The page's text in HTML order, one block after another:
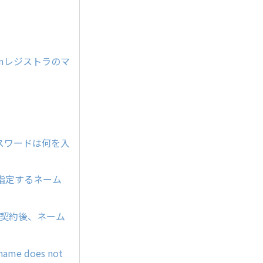
ジストラのマ
ードは何を入
定するネーム
約後、ネーム
does not